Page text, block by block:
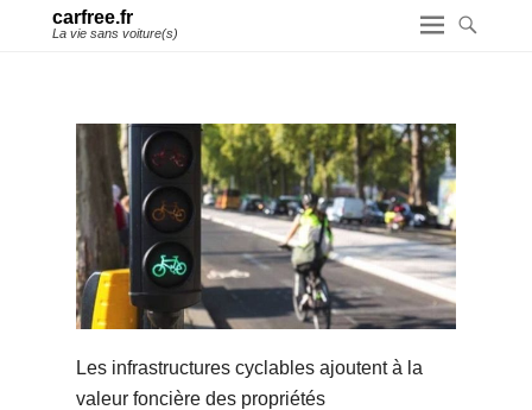
carfree.fr
La vie sans voiture(s)
Les infrastructures cyclables ajoutent à la
valeur foncière des propriétés